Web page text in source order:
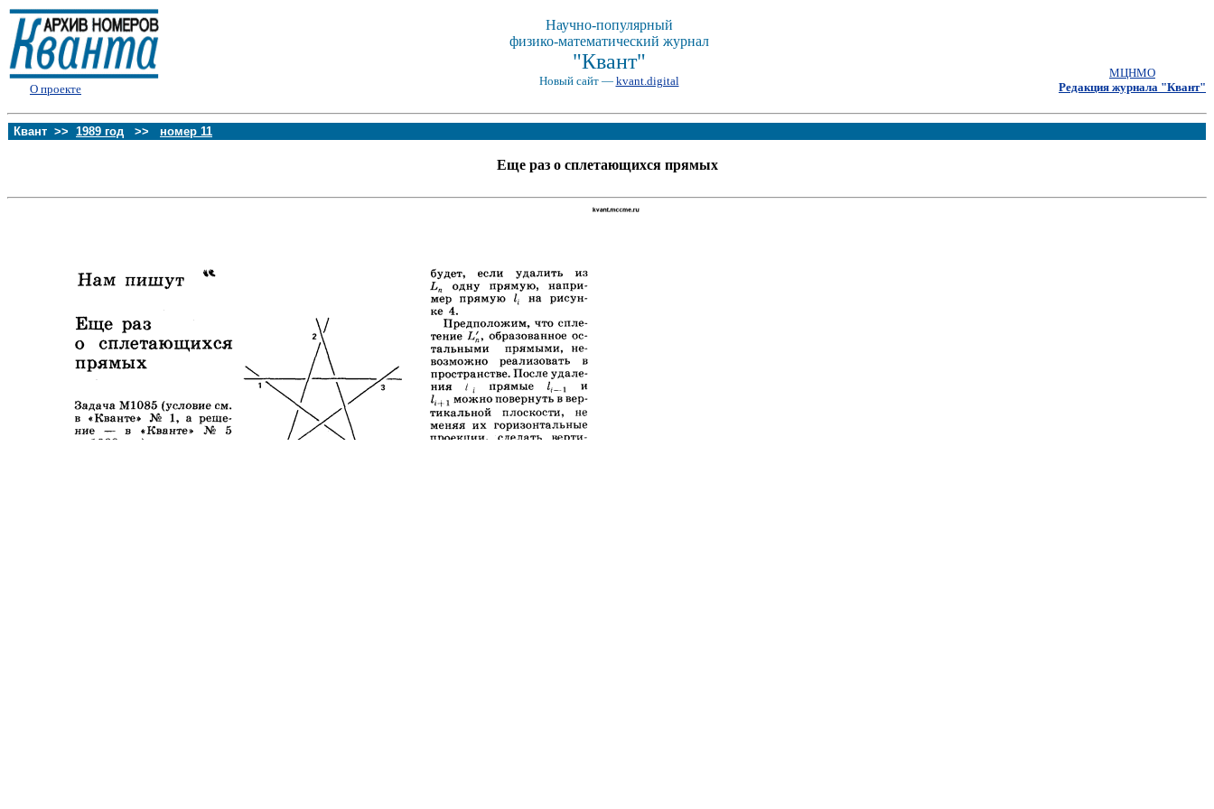
О проекте
Научно-популярный
физико-математический журнал
"Квант"
Новый сайт — kvant.digital
МЦНМО
Редакция журнала "Квант"
Квант >> 1989 год >> номер 11
Еще раз о сплетающихся прямых